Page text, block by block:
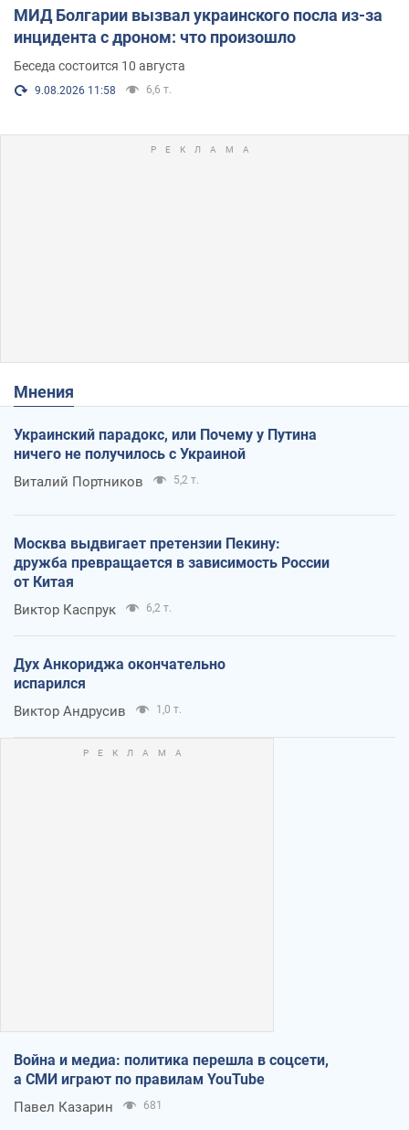
МИД Болгарии вызвал украинского посла из-за
инцидента с дроном: что произошло
Беседа состоится 10 августа
9.08.2026 11:58 6,6 т.
Мнения
Украинский парадокс, или Почему у Путина
ничего не получилось с Украиной
Виталий Портников 5,2 т.
Москва выдвигает претензии Пекину:
дружба превращается в зависимость России
от Китая
Виктор Каспрук 6,2 т.
Дух Анкориджа окончательно
испарился
Виктор Андрусив 1,0 т.
Война и медиа: политика перешла в соцсети,
а СМИ играют по правилам YouTube
Павел Казарин 681